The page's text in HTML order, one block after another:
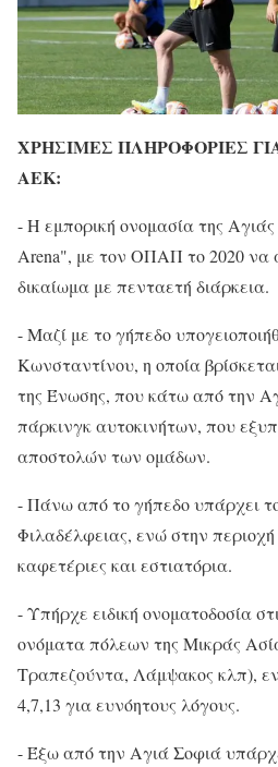
ΧΡΗΣΙΜΕΣ ΠΛΗΡΟΦΟΡΙΕΣ
ΑΕΚ:
- Η εμπορική ονομασία της
Arena", με τον ΟΠΑΠ το 2020 να
δικαίωμα με πενταετή διάρκεια.
- Μαζί με το γήπεδο
Κωνσταντίνου, η οποία
της Ένωσης, που κάτω από την
πάρκινγκ αυτοκινήτων, που
αποστολών των ομάδων.
- Πάνω από το γήπεδο υπάρχει
Φιλαδέλφειας, ενώ στην
καφετέριες και εστιατόρια.
- Υπήρχε ειδική ονοματοδοσία
ονόματα πόλεων της Μικράς
Τραπεζούντα, Λάμψακος κλπ),
4,7,13 για ευνόητους λόγους.
- Έξω από την Αγιά Σοφιά